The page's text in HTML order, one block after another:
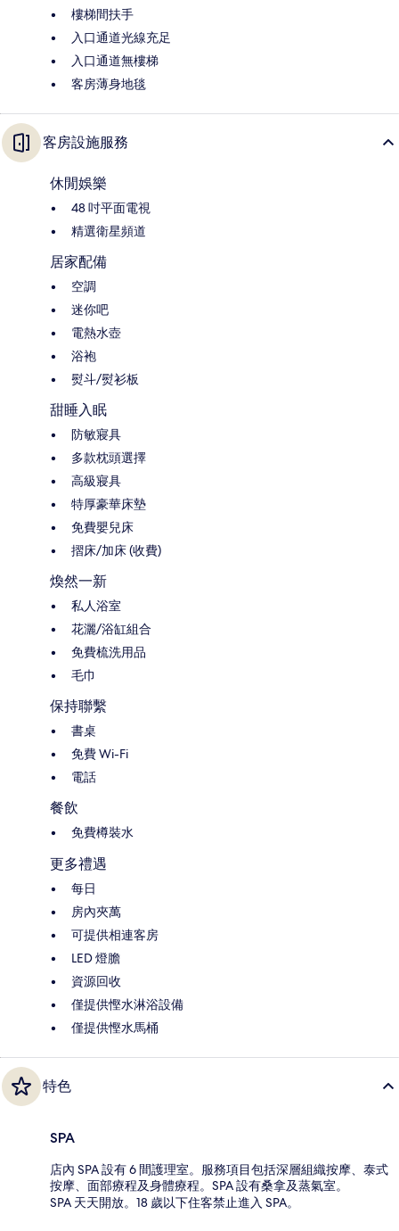
樓梯間扶手
入口通道光線充足
入口通道無樓梯
客房薄身地毯
客房設施服務
休閒娛樂
48 吋平面電視
精選衛星頻道
居家配備
空調
迷你吧
電熱水壺
浴袍
熨斗/熨衫板
甜睡入眠
防敏寢具
多款枕頭選擇
高級寢具
特厚豪華床墊
免費嬰兒床
摺床/加床 (收費)
煥然一新
私人浴室
花灑/浴缸組合
免費梳洗用品
毛巾
保持聯繫
書桌
免費 Wi-Fi
電話
餐飲
免費樽裝水
更多禮遇
每日
房內夾萬
可提供相連客房
LED 燈膽
資源回收
僅提供慳水淋浴設備
僅提供慳水馬桶
特色
SPA
店內 SPA 設有 6 間護理室。服務項目包括深層組織按摩、泰式
按摩、面部療程及身體療程。SPA 設有桑拿及蒸氣室。
SPA 天天開放。18 歲以下住客禁止進入 SPA。